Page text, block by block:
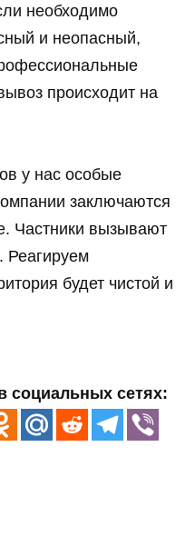
необходимо
и неопасный,
происходит на
у нас особые
заключаются
Частники вызывают
Реагируем
будет чистой и
социальных сетях: